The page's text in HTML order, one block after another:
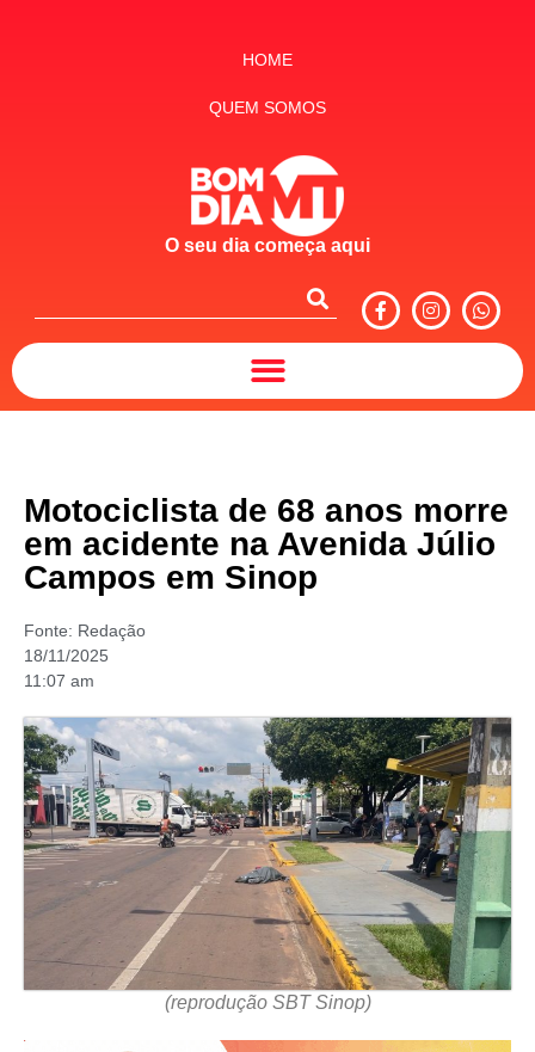
HOME
QUEM SOMOS
O seu dia começa aqui
Motociclista de 68 anos morre
em acidente na Avenida Júlio
Campos em Sinop
Fonte: Redação
18/11/2025
11:07 am
(reprodução SBT Sinop)